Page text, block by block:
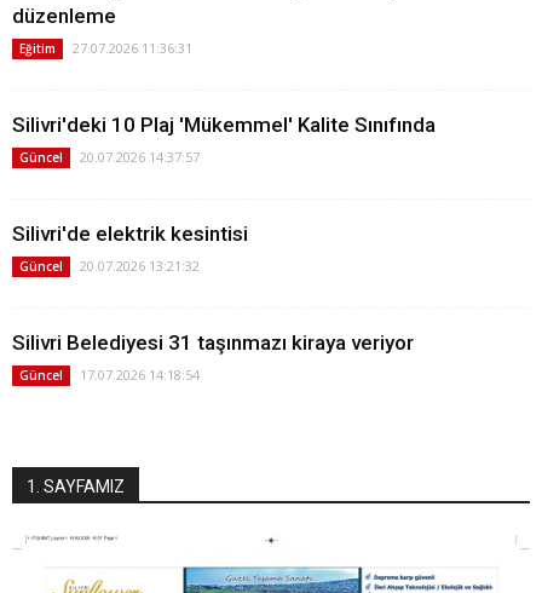
düzenleme
Eğitim 27.07.2026 11:36:31
Silivri'deki 10 Plaj 'Mükemmel' Kalite Sınıfında
Güncel 20.07.2026 14:37:57
Silivri'de elektrik kesintisi
Güncel 20.07.2026 13:21:32
Silivri Belediyesi 31 taşınmazı kiraya veriyor
Güncel 17.07.2026 14:18:54
1. SAYFAMIZ